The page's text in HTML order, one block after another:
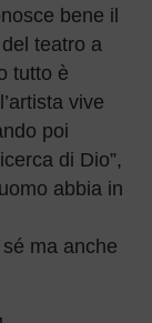
bene il
teatro a
tutto è
vive
poi
di Dio”,
abbia in
ma anche